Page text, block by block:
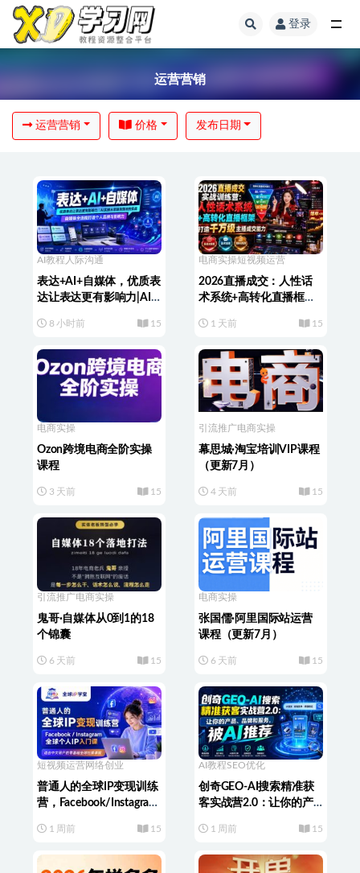
登录
运营营销
运营营销 价格 发布日期
AI教程 人际沟通
表达+AI+自媒体，优质表
达让表达更有影响力|AI
战|自媒体全流程打造个
8 小时前 15
电商实操短视频运营
2026直播成交：人性话
术系统+高转化直播框
能力
1 天前 15
电商实操
Ozon跨境电商全阶实操
课程
3 天前 15
引流推广电商实操
幕思城·淘宝培训VIP课程
（更新7月）
4 天前 15
引流推广电商实操
鬼哥·自媒体从0到1的18
个锦囊
6 天前 15
电商实操
张国儒·阿里国际站运营
课程（更新7月）
6 天前 15
短视频运营网络创业
普通人的全球IP变现训练
营，Facebook/Instagram
础全球社媒课程
1 周前 15
AI教程SEO优化
创奇GEO-AI搜索精准获
客实战营2.0：让你的产
荐
1 周前 15